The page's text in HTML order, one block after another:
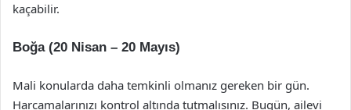
kaçabilir.
Boğa (20 Nisan – 20 Mayıs)
Mali konularda daha temkinli olmanız gereken bir gün.
Harcamalarınızı kontrol altında tutmalısınız. Bugün, ailevi